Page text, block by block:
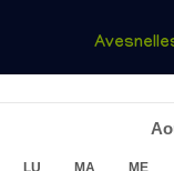
LU MA ME